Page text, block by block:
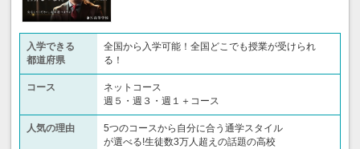
入学できる
都道府県
全国から入学可能！全国どこでも授業が受けられ
る！
コース
ネットコース
週５・週３・週１＋コース
人気の理由
5つのコースから自分に合う通学スタイル
が選べる!生徒数3万人超えの話題の高校